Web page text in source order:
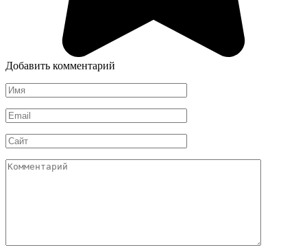
Добавить комментарий
Имя
*
Email
*
Сайт
Комментарий